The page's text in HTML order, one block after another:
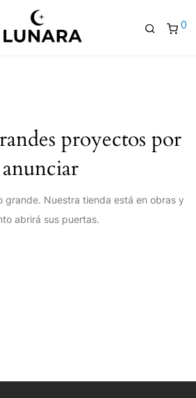
0
proyectos por
anunciar
grande. Nuestra tienda está en obras y
abrirá sus puertas.